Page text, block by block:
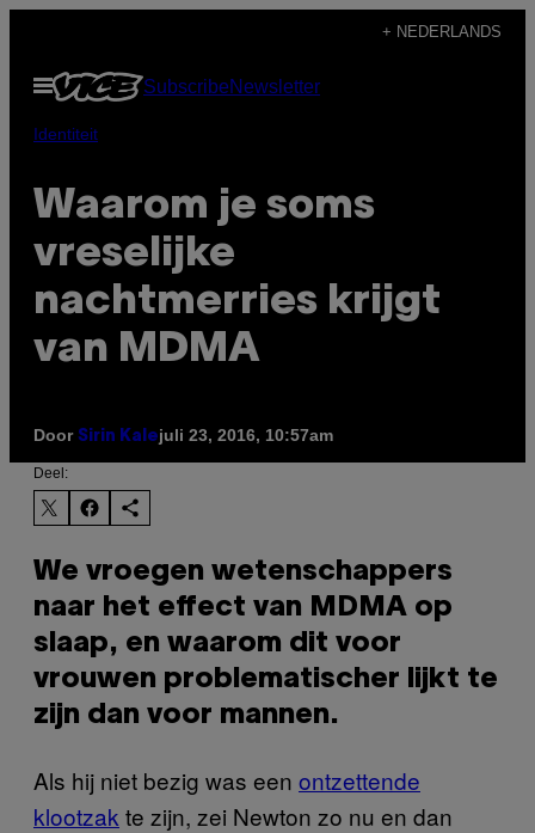
de
inhoud
+ NEDERLANDS
Open
menu
SubscribeNewsletter
Identiteit
Waarom je soms
vreselijke
nachtmerries krijgt
van MDMA
Door Sirin Kalejuli 23, 2016, 10:57am
Deel:
We vroegen wetenschappers
naar het effect van MDMA op
slaap, en waarom dit voor
vrouwen problematischer lijkt te
zijn dan voor mannen.
Als hij niet bezig was een ontzettende
klootzak te zijn, zei Newton zo nu en dan